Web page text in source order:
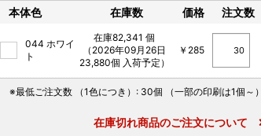
本体色 在庫数 価格 注文数
044 ホワイ
ト
在庫82,341 個
（2026年09月26日
23,880個 入荷予定）
￥285
※最低ご注文数 （1色につき） : 30個 （一部の印刷は1個～）
在庫切れ商品のご注文について